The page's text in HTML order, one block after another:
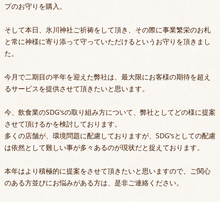
プのお守りを購入。
そして本日、氷川神社ご祈祷をして頂き、その際に事業繁栄のお札
と常に神様に寄り添って守っていただけるというお守りを頂きまし
た。
今月で二期目の半年を迎えた弊社は、最大限にお客様の期待を超え
るサービスを提供させて頂きたいと思います。
今、飲食業のSDG'sの取り組み方について、弊社としてどの様に提案
させて頂けるかを検討しております。
多くの店舗が、環境問題に配慮しておりますが、SDG'sとしての配慮
は依然として難しい事が多々あるのが現状だと捉えております。
本年はより積極的に提案をさせて頂きたいと思いますので、ご関心
のある方並びにお悩みがある方は、是非ご連絡ください。